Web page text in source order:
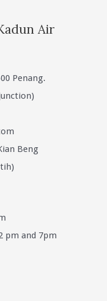
Air
Penang.
Beng
pm and 7pm